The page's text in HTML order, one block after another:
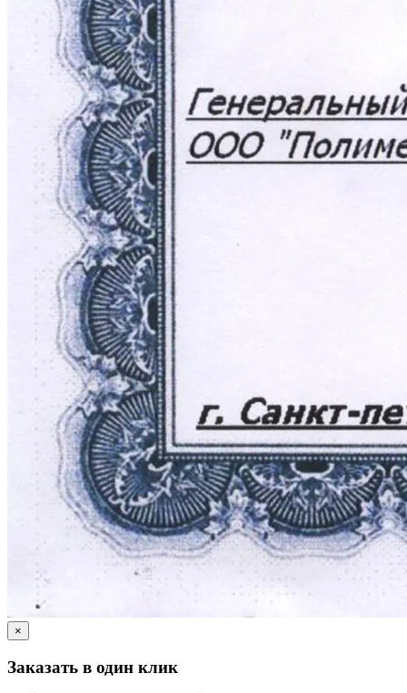
×
Заказать в один клик